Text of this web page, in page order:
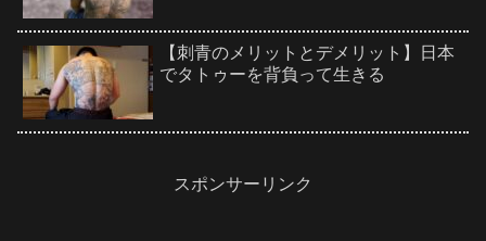
【刺青のメリットとデメリット】日本
でタトゥーを背負って生きる
スポンサーリンク